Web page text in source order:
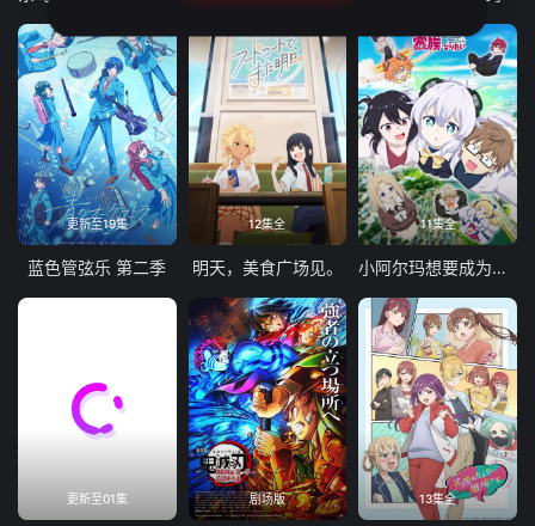
更新至19集
蓝色管弦乐 第二季
12集全
明天，美食广场见。
11集全
小阿尔玛想要成为家人
更新至01集 剧场版 13集全